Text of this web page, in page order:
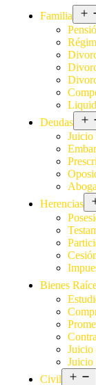
Familia
Deudas
Juicio
Herencias
Bienes
Juicio
Juicio
Civil